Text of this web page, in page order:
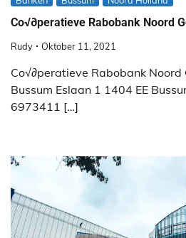
Co√∂peratieve Rabobank Noord
Rudy Oktober 11, 2021
Co√∂peratieve Rabobank Noord
Bussum Eslaan 1 1404 EE
6973411 […]